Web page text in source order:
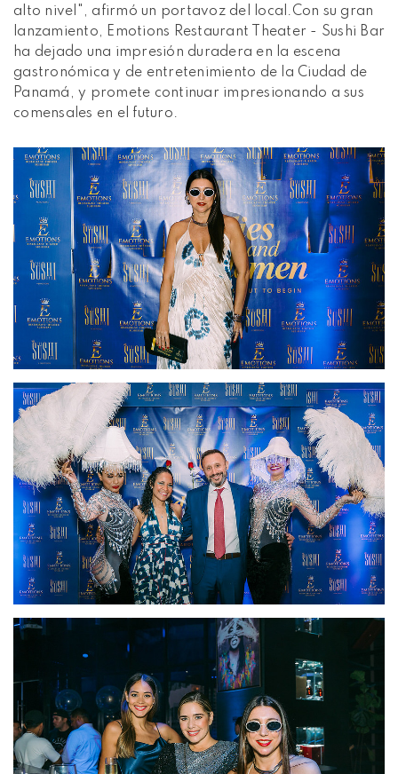
alto nivel", afirmó un portavoz del local.Con su gran
lanzamiento, Emotions Restaurant Theater - Sushi Bar
ha dejado una impresión duradera en la escena
gastronómica y de entretenimiento de la Ciudad de
Panamá, y promete continuar impresionando a sus
comensales en el futuro.